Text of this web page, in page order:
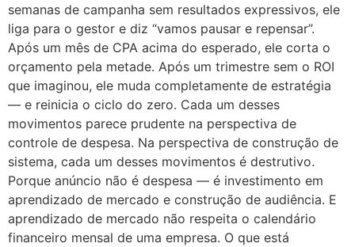
semanas de campanha sem resultados expressivos, ele
liga para o gestor e diz “vamos pausar e repensar”.
Após um mês de CPA acima do esperado, ele corta o
orçamento pela metade. Após um trimestre sem o ROI
que imaginou, ele muda completamente de estratégia
— e reinicia o ciclo do zero. Cada um desses
movimentos parece prudente na perspectiva de
controle de despesa. Na perspectiva de construção de
sistema, cada um desses movimentos é destrutivo.
Porque anúncio não é despesa — é investimento em
aprendizado de mercado e construção de audiência. E
aprendizado de mercado não respeita o calendário
financeiro mensal de uma empresa. O que está